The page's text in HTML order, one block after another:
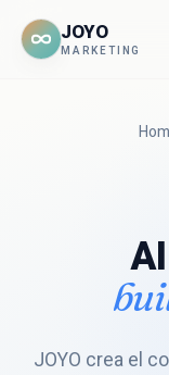
JOYO
MARKETING
JOYO crea el